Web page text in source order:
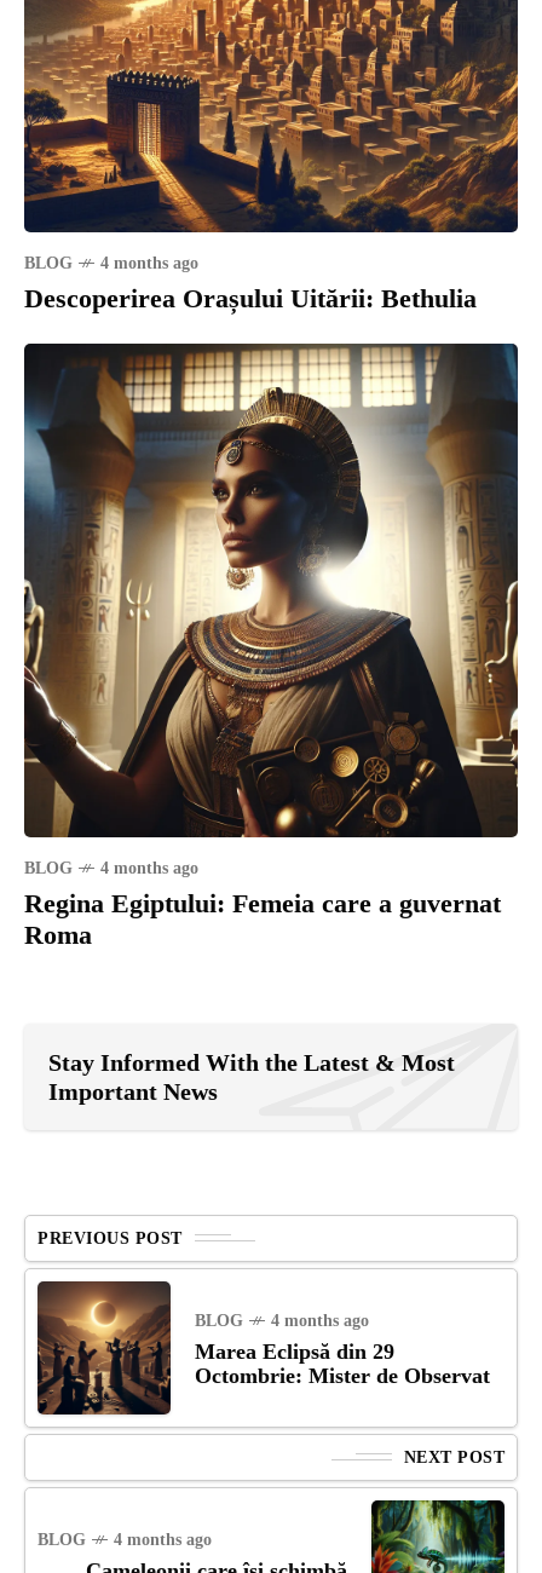
BLOG 4 months ago
Descoperirea Orașului Uitării: Bethulia
BLOG 4 months ago
Regina Egiptului: Femeia care a guvernat
Roma
Stay Informed With the Latest & Most
Important News
PREVIOUS POST
BLOG 4 months ago
Marea Eclipsă din 29
Octombrie: Mister de Observat
NEXT POST
BLOG 4 months ago